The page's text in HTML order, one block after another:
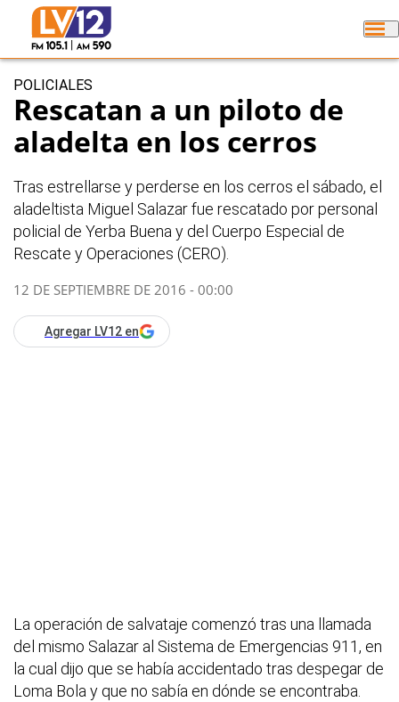
POLICIALES
Rescatan a un piloto de
aladelta en los cerros
Tras estrellarse y perderse en los cerros el sábado, el
aladeltista Miguel Salazar fue rescatado por personal
policial de Yerba Buena y del Cuerpo Especial de
Rescate y Operaciones (CERO).
12 DE SEPTIEMBRE DE 2016 - 00:00
Agregar LV12 en
La operación de salvataje comenzó tras una llamada
del mismo Salazar al Sistema de Emergencias 911, en
la cual dijo que se había accidentado tras despegar de
Loma Bola y que no sabía en dónde se encontraba.